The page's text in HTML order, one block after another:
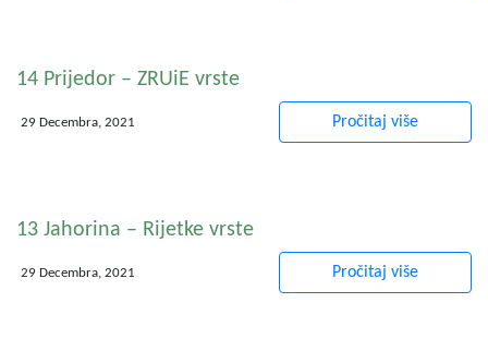
14 Prijedor – ZRUiE vrste
29 Decembra, 2021 Pročitaj više
13 Jahorina – Rijetke vrste
29 Decembra, 2021 Pročitaj više